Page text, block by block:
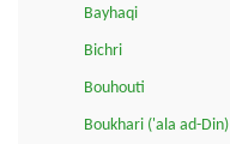
Bayhaqi
Bichri
Bouhouti
Boukhari ('ala ad-Din)